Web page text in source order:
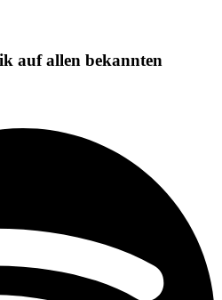
auf allen bekannten